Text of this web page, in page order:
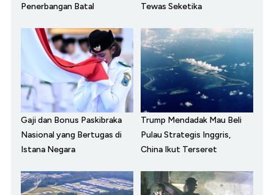
Penerbangan Batal
Tewas Seketika
Gaji dan Bonus Paskibraka
Nasional yang Bertugas di
Istana Negara
Trump Mendadak Mau Beli
Pulau Strategis Inggris,
China Ikut Terseret